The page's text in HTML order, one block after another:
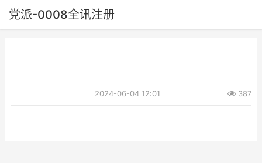
党派-0008全讯注册
2024-06-04 12:01 387